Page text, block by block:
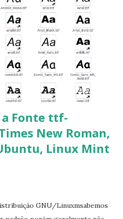
os termos de uso e avance
os termos de uso clicando
o LibreOffice e veja se as
Arial estão instaladas. Caso
reinstalar, execute: $ sudo
mscorefonts-installer
Fonte ttf-
New Roman,
Linux Mint
GNU/Linuxmsabemos